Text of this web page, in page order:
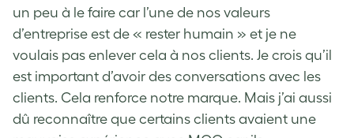
un peu à le faire car l’une de nos valeurs
d’entreprise est de « rester humain » et je ne
voulais pas enlever cela à nos clients. Je crois qu’il
est important d’avoir des conversations avec les
clients. Cela renforce notre marque. Mais j’ai aussi
dû reconnaître que certains clients avaient une